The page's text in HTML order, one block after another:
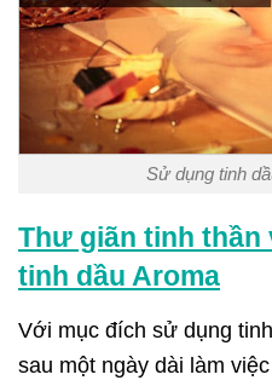
Sử dụng tinh
Thư giãn tinh
tinh dầu Aroma
Với mục đích sử dụng
sau một ngày dài làm